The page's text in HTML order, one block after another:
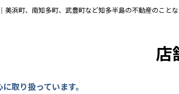
美浜町、南知多町、武豊町など知多半島の不動産のこと
店
取り扱っています。